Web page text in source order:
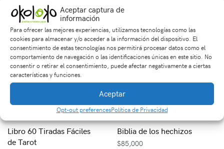
Aceptar captura de
información
Para ofrecer las mejores experiencias, utilizamos tecnologías como las
cookies para almacenar y/o acceder a la información del dispositivo. El
consentimiento de estas tecnologías nos permitirá procesar datos como el
comportamiento de navegación o las identificaciones únicas en este sitio. No
consentir o retirar el consentimiento, puede afectar negativamente a ciertas
características y funciones.
Aceptar
Opt-out preferencesPolítica de Privacidad
Libro 60 Tiradas Fáciles
de Tarot
Biblia de los hechizos
$85,000